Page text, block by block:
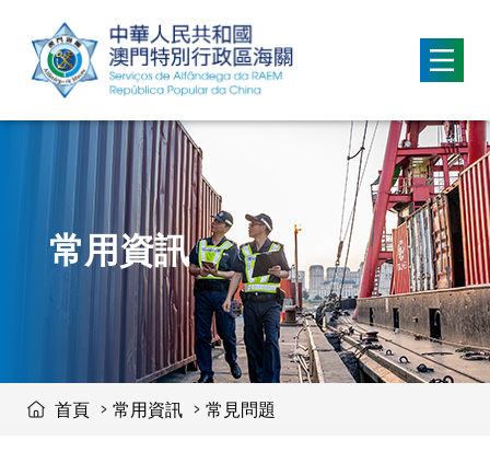
移動到内容區域
常用資訊
首頁 常用資訊 常見問題